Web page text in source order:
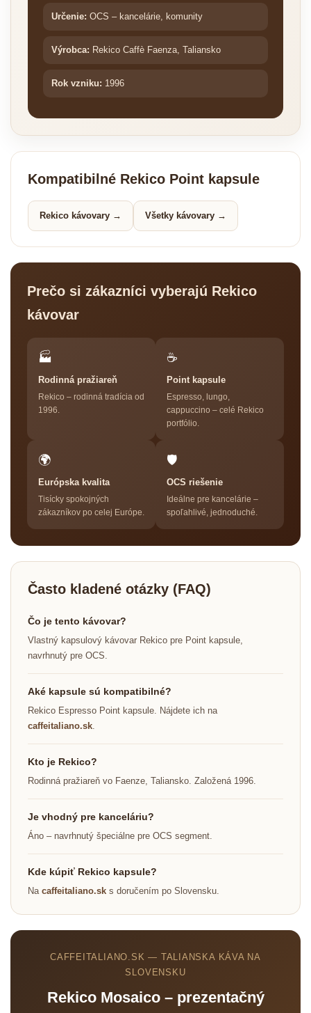
Určenie: OCS – kancelárie, komunity
Výrobca: Rekico Caffè Faenza, Taliansko
Rok vzniku: 1996
Kompatibilné Rekico Point kapsule
Rekico kávovary → Všetky kávovary →
Prečo si zákazníci vyberajú Rekico
kávovar
🏭
Rodinná pražiareň
Rekico – rodinná tradícia od
1996.
☕
Point kapsule
Espresso, lungo,
cappuccino – celé Rekico
portfólio.
🌍
Európska kvalita
Tisícky spokojných
zákazníkov po celej Európe.
🛡
OCS riešenie
Ideálne pre kancelárie –
spoľahlivé, jednoduché.
Často kladené otázky (FAQ)
Čo je tento kávovar?
Vlastný kapsulový kávovar Rekico pre Point kapsule,
navrhnutý pre OCS.
Aké kapsule sú kompatibilné?
Rekico Espresso Point kapsule. Nájdete ich na
caffeitaliano.sk.
Kto je Rekico?
Rodinná pražiareň vo Faenze, Taliansko. Založená 1996.
Je vhodný pre kanceláriu?
Áno – navrhnutý špeciálne pre OCS segment.
Kde kúpiť Rekico kapsule?
Na caffeitaliano.sk s doručením po Slovensku.
CAFFEITALIANO.SK — TALIANSKA KÁVA NA
SLOVENSKU
Rekico Mosaico – prezentačný